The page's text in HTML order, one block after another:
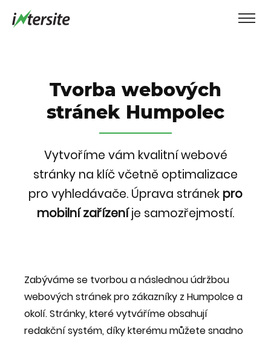
Tvorba webových
stránek Humpolec
Vytvoříme vám kvalitní webové
stránky na klíč včetně optimalizace
pro vyhledávače. Úprava stránek pro
mobilní zařízeníje samozřejmostí.
Zabýváme se tvorbou a následnou údržbou
webových stránek pro zákazníky z Humpolce a
okolí. Stránky, které vytváříme obsahují
redakční systém, díky kterému můžete snadno